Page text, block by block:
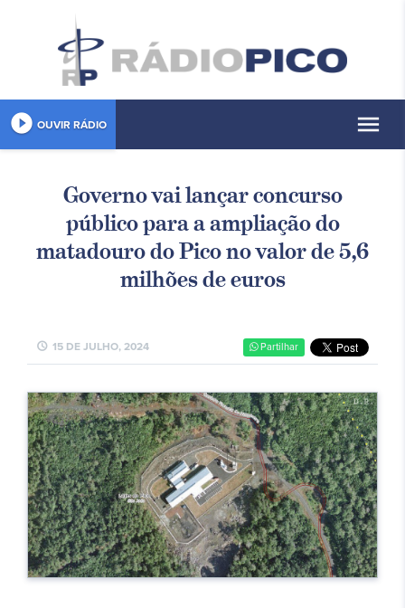
play_circle_filled OUVIR RÁDIO menu
Governo vai lançar concurso
público para a ampliação do
matadouro do Pico no valor de 5,6
milhões de euros
schedule 15 DE JULHO, 2024 Partilhar